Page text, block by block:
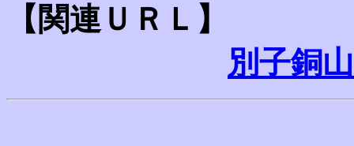
【関連ＵＲＬ】
別子銅